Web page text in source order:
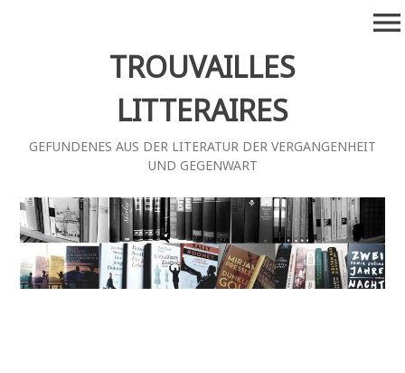
TROUVAILLES
LITTERAIRES
GEFUNDENES AUS DER LITERATUR DER VERGANGENHEIT
UND GEGENWART
menu